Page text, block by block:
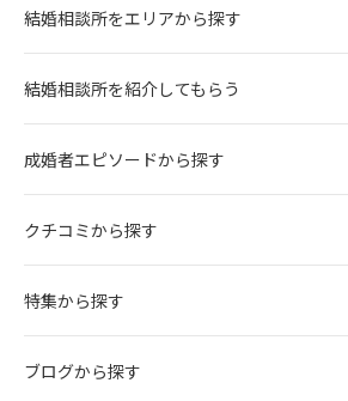
結婚相談所をエリアから探す
結婚相談所を紹介してもらう
成婚者エピソードから探す
クチコミから探す
特集から探す
ブログから探す